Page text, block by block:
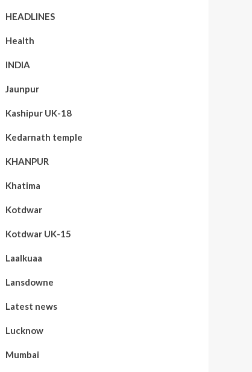
HEADLINES
Health
INDIA
Jaunpur
Kashipur UK-18
Kedarnath temple
KHANPUR
Khatima
Kotdwar
Kotdwar UK-15
Laalkuaa
Lansdowne
Latest news
Lucknow
Mumbai